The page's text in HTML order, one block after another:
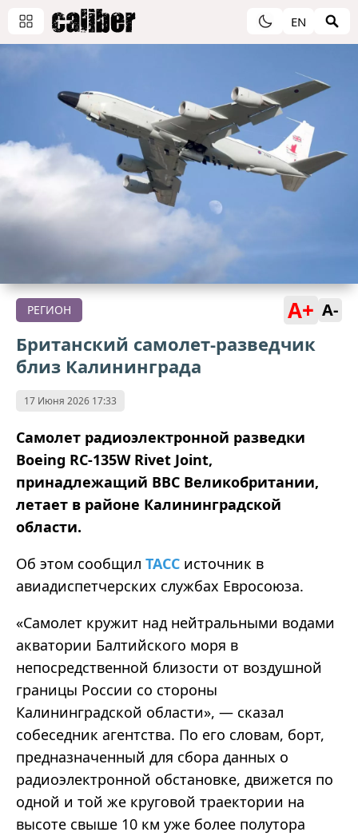
EN
РЕГИОН A+ A-
Британский самолет-разведчик
близ Калининграда
17 Июня 2026 17:33
Самолет радиоэлектронной разведки
Boeing RC-135W Rivet Joint,
принадлежащий ВВС Великобритании,
летает в районе Калининградской
области.
Об этом сообщил ТАСС источник в
авиадиспетчерских службах Евросоюза.
«Самолет кружит над нейтральными водами
акватории Балтийского моря в
непосредственной близости от воздушной
границы России со стороны
Калининградской области», — сказал
собеседник агентства. По его словам, борт,
предназначенный для сбора данных о
радиоэлектронной обстановке, движется по
одной и той же круговой траектории на
высоте свыше 10 км уже более полутора